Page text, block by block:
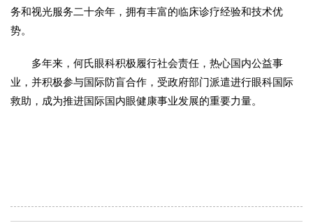
务和视光服务二十余年，拥有丰富的临床诊疗经验和技术优
势。
多年来，何氏眼科积极履行社会责任，热心国内公益事
业，并积极参与国际防盲合作，受政府部门派遣进行眼科国际
救助，成为推进国际国内眼健康事业发展的重要力量。